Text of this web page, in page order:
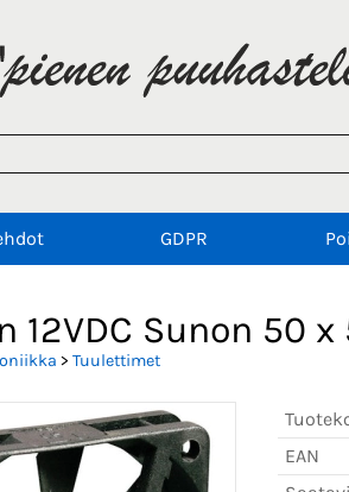
GDPR
12VDC Sunon 50
> Tuulettimet
EAN